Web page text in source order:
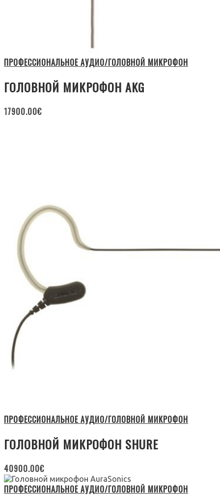
ПРОФЕССИОНАЛЬНОЕ АУДИО/ГОЛОВНОЙ МИКРОФОН
ГОЛОВНОЙ МИКРОФОН AKG
17900.00€
ПРОФЕССИОНАЛЬНОЕ АУДИО/ГОЛОВНОЙ МИКРОФОН
ГОЛОВНОЙ МИКРОФОН SHURE
40900.00€
ПРОФЕССИОНАЛЬНОЕ АУДИО/ГОЛОВНОЙ МИКРОФОН